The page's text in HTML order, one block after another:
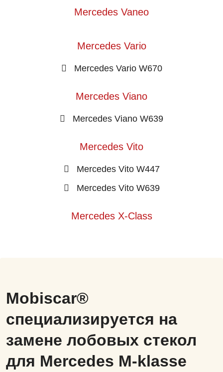
Mercedes Vaneo
Mercedes Vario
Mercedes Vario W670
Mercedes Viano
Mercedes Viano W639
Mercedes Vito
Mercedes Vito W447
Mercedes Vito W639
Mercedes X-Class
Mobiscar®
специализируется на
замене лобовых стекол
для Mercedes M-klasse